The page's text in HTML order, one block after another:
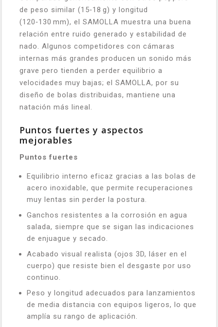
de peso similar (15‑18 g) y longitud
(120‑130 mm), el SAMOLLA muestra una buena
relación entre ruido generado y estabilidad de
nado. Algunos competidores con cámaras
internas más grandes producen un sonido más
grave pero tienden a perder equilibrio a
velocidades muy bajas; el SAMOLLA, por su
diseño de bolas distribuidas, mantiene una
natación más lineal.
Puntos fuertes y aspectos
mejorables
Puntos fuertes
Equilibrio interno eficaz gracias a las bolas de
acero inoxidable, que permite recuperaciones
muy lentas sin perder la postura.
Ganchos resistentes a la corrosión en agua
salada, siempre que se sigan las indicaciones
de enjuague y secado.
Acabado visual realista (ojos 3D, láser en el
cuerpo) que resiste bien el desgaste por uso
continuo.
Peso y longitud adecuados para lanzamientos
de media distancia con equipos ligeros, lo que
amplía su rango de aplicación.